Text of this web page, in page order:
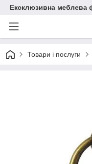
Ексклюзивна меблева
Товари і послуги